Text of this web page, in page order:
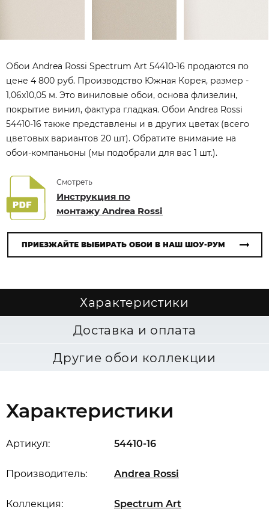
Обои Andrea Rossi Spectrum Art 54410-16 продаются по
цене 4 800 руб. Производство Южная Корея, размер -
1,06x10,05 м. Это виниловые обои, основа флизелин,
покрытие винил, фактура гладкая. Обои Andrea Rossi
54410-16 также представлены и в других цветах (всего
цветовых вариантов 20 шт). Обратите внимание на
обои-компаньоны (мы подобрали для вас 1 шт.).
Смотреть
Инструкция по
монтажу Andrea Rossi
ПРИЕЗЖАЙТЕ ВЫБИРАТЬ ОБОИ В НАШ ШОУ-РУМ
Характеристики
Доставка и оплата
Другие обои коллекции
Характеристики
Артикул: 54410-16
Производитель: Andrea Rossi
Коллекция: Spectrum Art